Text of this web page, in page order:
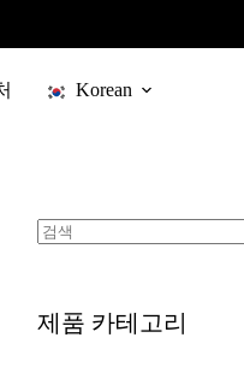
Korean
제품 카테고리